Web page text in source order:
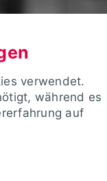
verwendet.
während es
auf